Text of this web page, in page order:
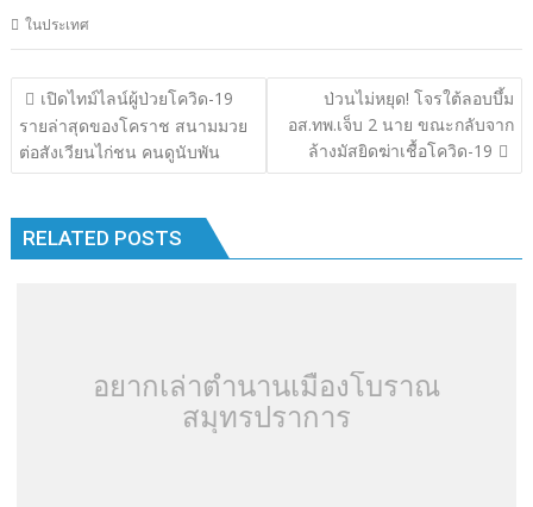
e
b
o
o
itt
er
e m
bl
r
k
e
dI
p
y
Li
n
ar
e
ในประเทศ
แนะแนว
เรื่อง
เปิดไทม์ไลน์ผู้ป่วยโควิด-19
รายล่าสุดของโคราช สนามมวย
ต่อสังเวียนไก่ชน คนดูนับพัน
ป่วนไม่หยุด! โจรใต้ลอบบึ้ม
อส.ทพ.เจ็บ 2 นาย ขณะกลับจาก
ล้างมัสยิดฆ่าเชื้อโควิด-19
RELATED POSTS
อยากเล่าตำนานเมืองโบราณ
สมุทรปราการ